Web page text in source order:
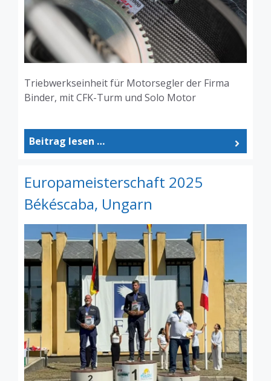
Triebwerkseinheit für Motorsegler der Firma
Binder, mit CFK-Turm und Solo Motor
Beitrag lesen …
Europameisterschaft 2025
Békéscaba, Ungarn